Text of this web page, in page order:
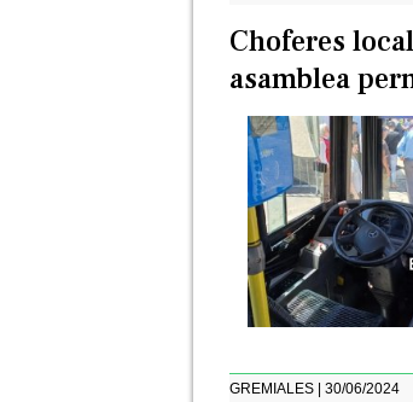
Choferes
asamblea
GREMIALES | 30/06/2024